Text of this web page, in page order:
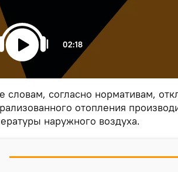
02:18
словам, согласно нормативам,
отопления
наружного воздуха.